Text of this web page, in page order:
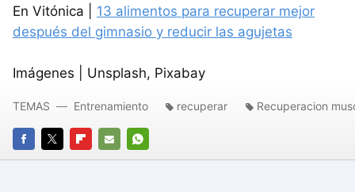
En Vitónica | 13 alimentos para recuperar mejor
después del gimnasio y reducir las agujetas
Imágenes | Unsplash, Pixabay
FACEBOOK
TWITTERFLIPBOARD
E-
WHATSAPP
TEMAS Entrenamiento recuperar Recuperacion